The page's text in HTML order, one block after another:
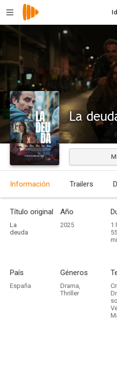
La
Información Trailers
Título original
La
deuda
Año
2025
1
55
País
España
Géneros
Drama,
Thriller